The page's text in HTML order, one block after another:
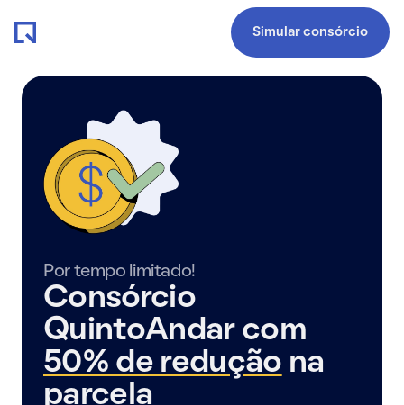
Simular consórcio
Por tempo limitado!
Consórcio
QuintoAndar com
50% de redução na
parcela